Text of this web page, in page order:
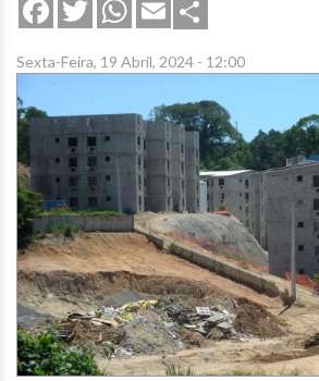
FacebookTwitterWhatsApp
Email
Sexta-Feira, 19 Abril, 2024 - 12:00